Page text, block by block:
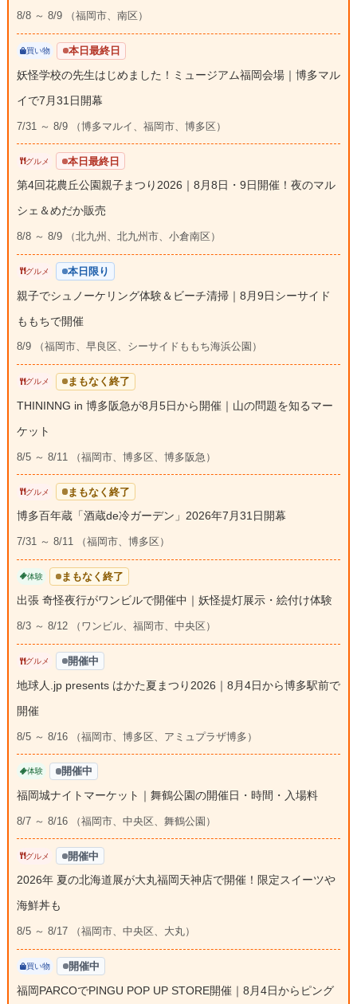
8/8 ～ 8/9 （福岡市、南区）
買い物 本日最終日
妖怪学校の先生はじめました！ミュージアム福岡会場｜博多マル
イで7月31日開幕
7/31 ～ 8/9 （博多マルイ、福岡市、博多区）
グルメ 本日最終日
第4回花農丘公園親子まつり2026｜8月8日・9日開催！夜のマル
シェ＆めだか販売
8/8 ～ 8/9 （北九州、北九州市、小倉南区）
グルメ 本日限り
親子でシュノーケリング体験＆ビーチ清掃｜8月9日シーサイド
ももちで開催
8/9 （福岡市、早良区、シーサイドももち海浜公園）
グルメ まもなく終了
THININNG in 博多阪急が8月5日から開催｜山の問題を知るマー
ケット
8/5 ～ 8/11 （福岡市、博多区、博多阪急）
グルメ まもなく終了
博多百年蔵「酒蔵de冷ガーデン」2026年7月31日開幕
7/31 ～ 8/11 （福岡市、博多区）
体験 まもなく終了
出張 奇怪夜行がワンビルで開催中｜妖怪提灯展示・絵付け体験
8/3 ～ 8/12 （ワンビル、福岡市、中央区）
グルメ 開催中
地球人.jp presents はかた夏まつり2026｜8月4日から博多駅前で
開催
8/5 ～ 8/16 （福岡市、博多区、アミュプラザ博多）
体験 開催中
福岡城ナイトマーケット｜舞鶴公園の開催日・時間・入場料
8/7 ～ 8/16 （福岡市、中央区、舞鶴公園）
グルメ 開催中
2026年 夏の北海道展が大丸福岡天神店で開催！限定スイーツや
海鮮丼も
8/5 ～ 8/17 （福岡市、中央区、大丸）
買い物 開催中
福岡PARCOでPINGU POP UP STORE開催｜8月4日からピング